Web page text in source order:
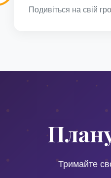
Подивіться на свій
Тримайте